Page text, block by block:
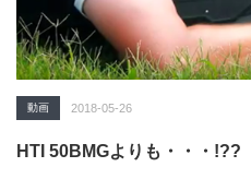
動画 2018-05-26
HTI 50BMGよりも・・・!??